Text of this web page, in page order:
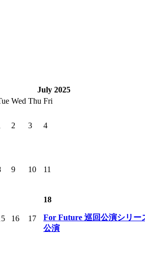
July 2025
Wed Thu Fri
2 3 4
9 10 11
16 17
18
For Future 巡回公演シリー
公演